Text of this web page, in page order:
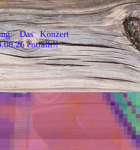
Das Konzert
entfällt!!